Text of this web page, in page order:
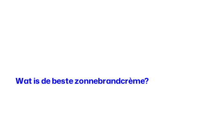
Wat is de beste zonnebrandcrème?